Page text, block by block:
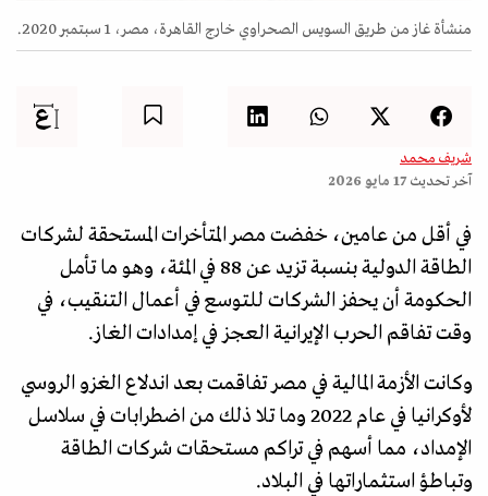
منشأة غاز من طريق السويس الصحراوي خارج القاهرة، مصر، 1 سبتمبر 2020.
شريف محمد
آخر تحديث17 مايو 2026
في أقل من عامين، خفضت مصر المتأخرات المستحقة لشركات
الطاقة الدولية بنسبة تزيد عن 88 في المئة، وهو ما تأمل
الحكومة أن يحفز الشركات للتوسع في أعمال التنقيب، في
وقت تفاقم الحرب الإيرانية العجز في إمدادات الغاز.
وكانت الأزمة المالية في مصر تفاقمت بعد اندلاع الغزو الروسي
لأوكرانيا في عام 2022 وما تلا ذلك من اضطرابات في سلاسل
الإمداد، مما أسهم في تراكم مستحقات شركات الطاقة
وتباطؤ استثماراتها في البلاد.